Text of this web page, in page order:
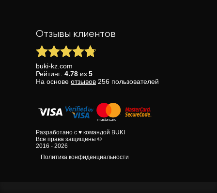
Отзывы клиентов
buki-kz.com
Рейтинг: 4.78 из 5
На основе отзывов 256 пользователей
Разработано с ♥ командой BUKI
Все права защищены ©
2016 - 2026
Политика конфиденциальности